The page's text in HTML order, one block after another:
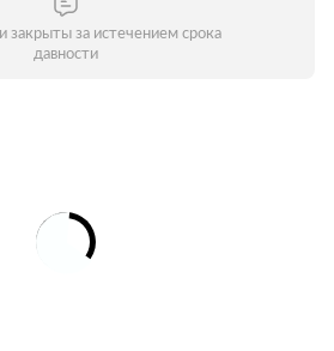
закрыты за истечением срока
давности